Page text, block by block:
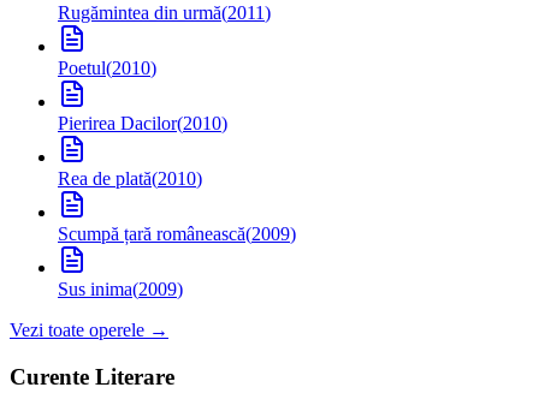
Rugămintea din urmă(2011)
Poetul(2010)
Pierirea Dacilor(2010)
Rea de plată(2010)
Scumpă țară românească(2009)
Sus inima(2009)
Vezi toate operele →
Curente Literare